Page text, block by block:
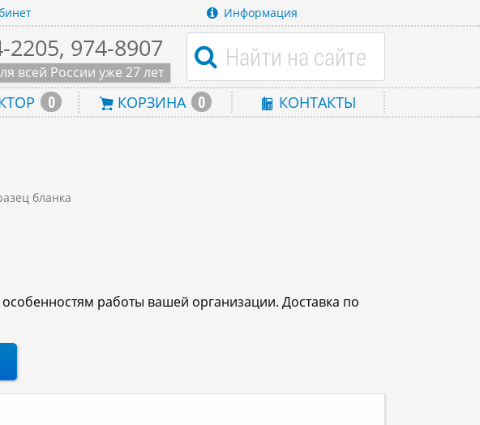
Информация
2205, 974-8907
всей России уже 27 лет
0 КОРЗИНА 0 КОНТАКТЫ
бланка
работы вашей организации. Доставка по